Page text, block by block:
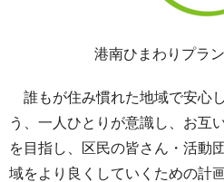
港南ひまわりプラ
誰もが住み慣れた地域で安心
う、一人ひとりが意識し、お互
を目指し、区民の皆さん・活動
域をより良くしていくための計画